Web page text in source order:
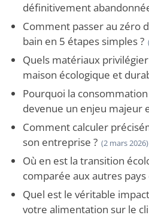
définitivement
Comment passer au zéro
bain en 5 étapes simples ?
Quels matériaux
maison écologique et
Pourquoi la
devenue un enjeu majeur
Comment calculer
son entreprise ? (2 mars 2026)
Où en est la transition
comparée aux autres pays
Quel est le véritable
votre alimentation sur le